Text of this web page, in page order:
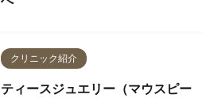
クリニック紹介
ティースジュエリー（マウスピー